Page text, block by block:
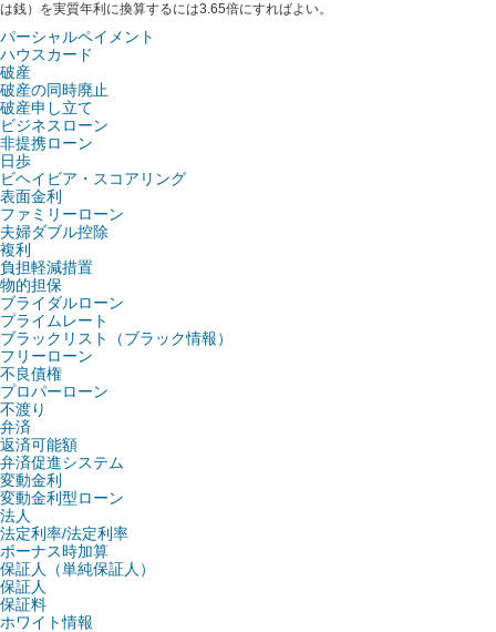
は銭）を実質年利に換算するには3.65倍にすればよい。
パーシャルペイメント
ハウスカード
破産
破産の同時廃止
破産申し立て
ビジネスローン
非提携ローン
日歩
ビヘイビア・スコアリング
表面金利
ファミリーローン
夫婦ダブル控除
複利
負担軽減措置
物的担保
ブライダルローン
プライムレート
ブラックリスト（ブラック情報）
フリーローン
不良債権
プロパーローン
不渡り
弁済
返済可能額
弁済促進システム
変動金利
変動金利型ローン
法人
法定利率/法定利率
ボーナス時加算
保証人（単純保証人）
保証人
保証料
ホワイト情報